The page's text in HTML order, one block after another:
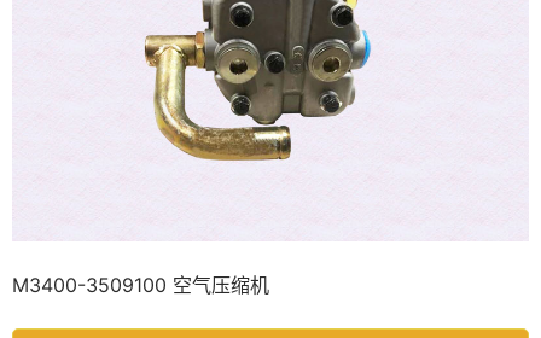
M3400-3509100 空气压缩机